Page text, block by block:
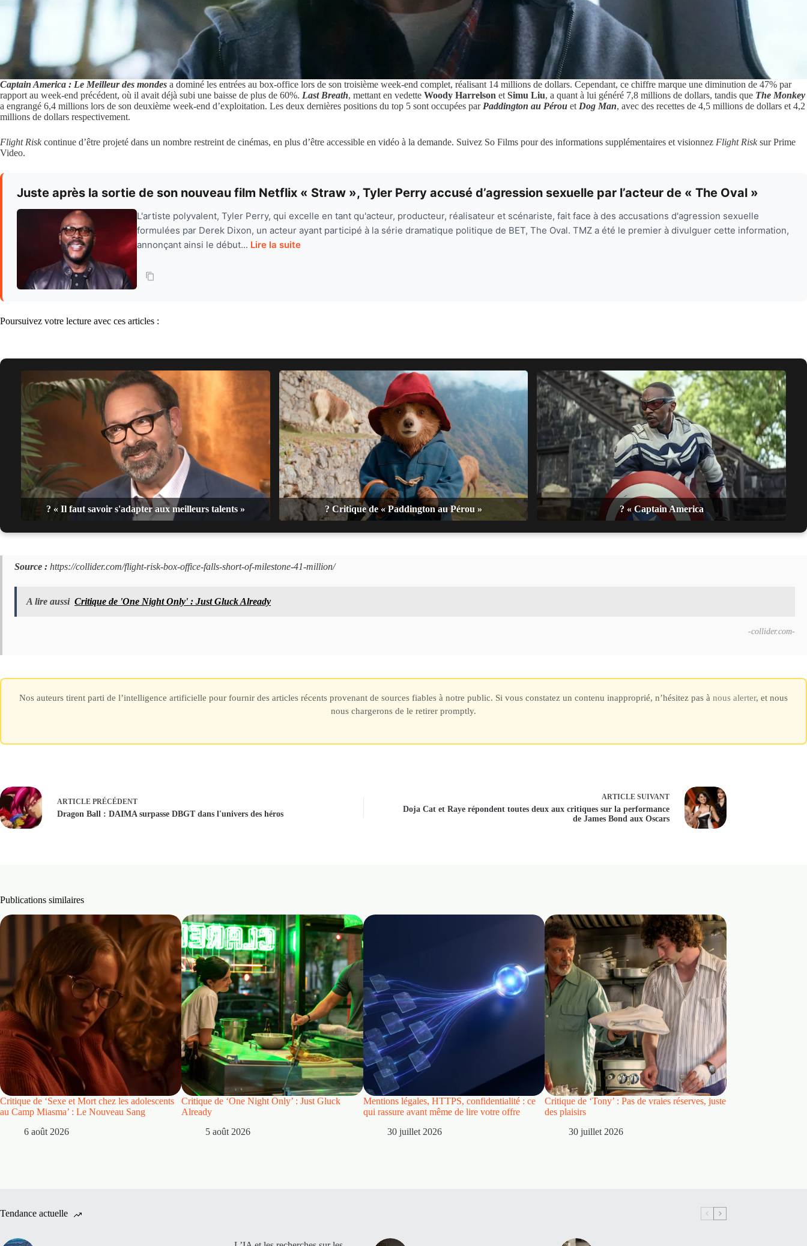
Captain America : Le Meilleur des mondes a dominé les entrées au box-office lors de son troisième week-end complet, réalisant 14 millions de dollars. Cependant, ce chiffre marque une diminution de 47% par
rapport au week-end précédent, où il avait déjà subi une baisse de plus de 60%. Last Breath, mettant en vedette Woody Harrelson et Simu Liu, a quant à lui généré 7,8 millions de dollars, tandis que The Monkey
a engrangé 6,4 millions lors de son deuxième week-end d’exploitation. Les deux dernières positions du top 5 sont occupées par Paddington au Pérou et Dog Man, avec des recettes de 4,5 millions de dollars et 4,2
millions de dollars respectivement.
Flight Riskcontinue d’être projeté dans un nombre restreint de cinémas, en plus d’être accessible en vidéo à la demande. Suivez So Films pour des informations supplémentaires et visionnez Flight Risksur Prime
Video.
Juste après la sortie de son nouveau film Netflix « Straw », Tyler Perry accusé d’agression sexuelle par l’acteur de « The Oval »
L'artiste polyvalent, Tyler Perry, qui excelle en tant qu'acteur, producteur, réalisateur et scénariste, fait face à des accusations d'agression sexuelle
formulées par Derek Dixon, un acteur ayant participé à la série dramatique politique de BET, The Oval. TMZ a été le premier à divulguer cette information,
annonçant ainsi le début... Lire la suite
Poursuivez votre lecture avec ces articles :
? « Il faut savoir s'adapter aux meilleurs talents » ? Critique de « Paddington au Pérou » ? « Captain America
Source : https://collider.com/flight-risk-box-office-falls-short-of-milestone-41-million/
A lire aussi Critique de 'One Night Only' : Just Gluck Already
-collider.com-
Nos auteurs tirent parti de l’intelligence artificielle pour fournir des articles récents provenant de sources fiables à notre public. Si vous constatez un contenu inapproprié, n’hésitez pas à nous alerter, et nous
nous chargerons de le retirer promptly.
ARTICLE PRÉCÉDENT
Dragon Ball : DAIMA surpasse DBGT dans l'univers des héros
ARTICLESUIVANT
Doja Cat et Raye répondent toutes deux aux critiques sur la performance
de James Bond aux Oscars
Publications similaires
Critique de ‘Sexe et Mort chez les adolescents
au Camp Miasma’ : Le Nouveau Sang
6 août 2026
Critique de ‘One Night Only’ : Just Gluck
Already
5 août 2026
Mentions légales, HTTPS, confidentialité : ce
qui rassure avant même de lire votre offre
30 juillet 2026
Critique de ‘Tony’ : Pas de vraies réserves, juste
des plaisirs
30 juillet 2026
Tendance actuelle